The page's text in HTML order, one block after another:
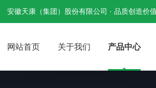
安徽天康（集团）股份有限公司 · 品质创造价
网站首页 关于我们 产品中心